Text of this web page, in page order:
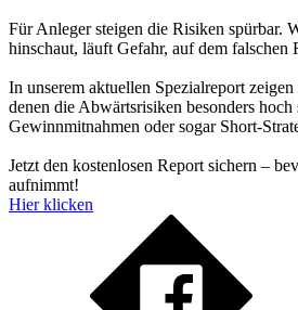
Für Anleger steigen die Risiken spürbar.
hinschaut, läuft Gefahr, auf dem falschen
In unserem aktuellen Spezialreport
denen die Abwärtsrisiken besonders
Gewinnmitnahmen oder sogar Short-
Jetzt den kostenlosen Report sichern –
aufnimmt!
Hier klicken